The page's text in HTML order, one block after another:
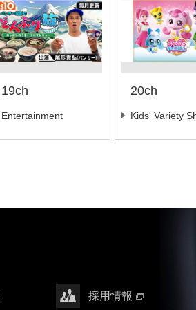
19ch
Entertainment
20ch
Kids' Variety
採用情報